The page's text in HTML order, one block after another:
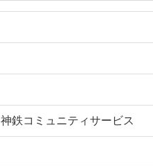
神鉄コミュニティサービス